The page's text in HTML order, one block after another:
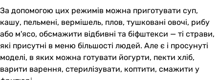
За допомогою цих режимів можна приготувати суп,
кашу, пельмені, вермішель, плов, тушковані овочі, рибу
або м'ясо, обсмажити відбивні та біфштекси — ті страви,
які присутні в меню більшості людей. Але є і просунуті
моделі, в яких можна готувати йогурти, пекти хліб,
варити варення, стерилізувати, коптити, смажити у